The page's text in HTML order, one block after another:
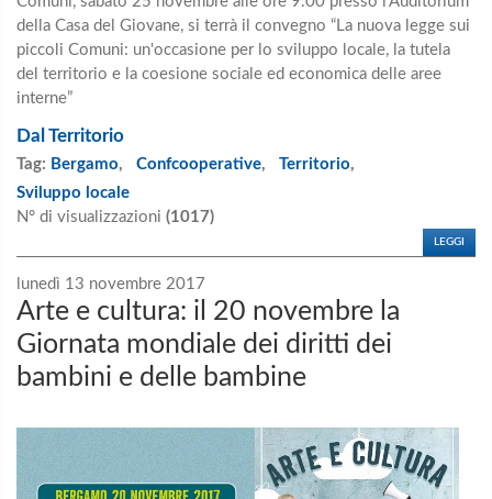
della Casa del Giovane, si terrà il convegno “La nuova legge sui
piccoli Comuni: un'occasione per lo sviluppo locale, la tutela
del territorio e la coesione sociale ed economica delle aree
interne”
Dal Territorio
Tag: Bergamo, Confcooperative, Territorio,
Sviluppo locale
N° di visualizzazioni (1017)
LEGGI
lunedì 13 novembre 2017
Arte e cultura: il 20 novembre la
Giornata mondiale dei diritti dei
bambini e delle bambine